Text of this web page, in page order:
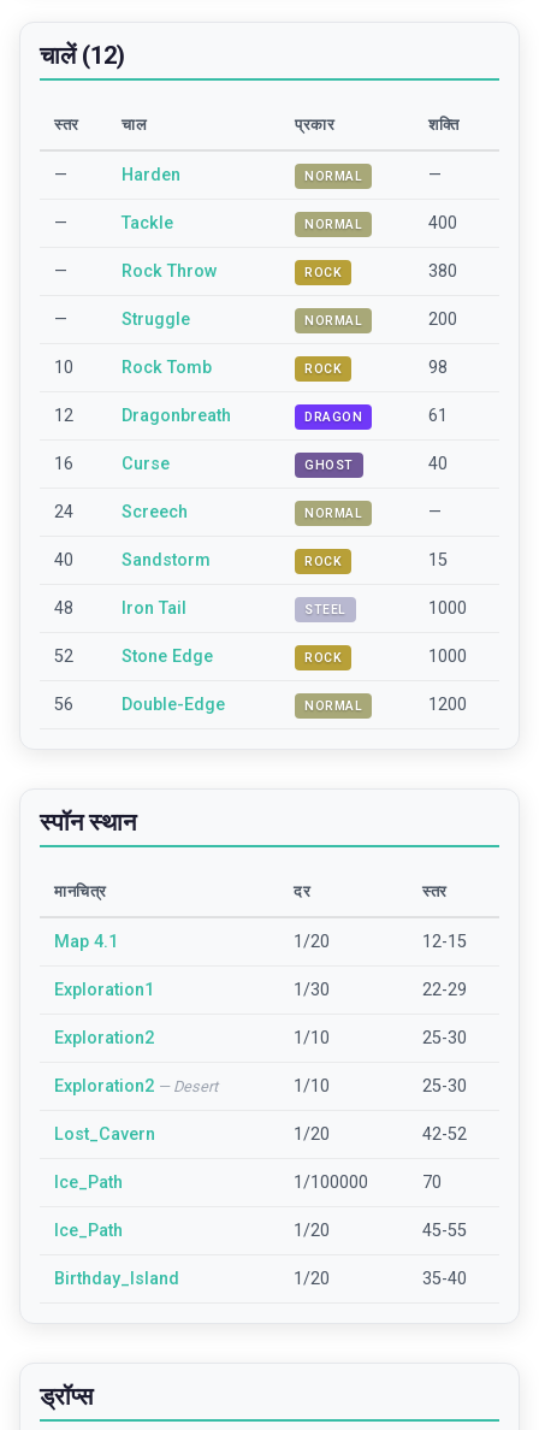
चालें (12)
स्तर चाल प्रकार शक्ति
— Harden NORMAL —
— Tackle NORMAL 400
— Rock Throw ROCK 380
— Struggle NORMAL 200
10 Rock Tomb ROCK 98
12 Dragonbreath DRAGON 61
16 Curse GHOST 40
24 Screech NORMAL —
40 Sandstorm ROCK 15
48 Iron Tail STEEL 1000
52 Stone Edge ROCK 1000
56 Double-Edge NORMAL 1200
स्पॉन स्थान
मानचित्र दर स्तर
Map 4.1 1/20 12-15
Exploration1 1/30 22-29
Exploration2 1/10 25-30
Exploration2 — Desert 1/10 25-30
Lost_Cavern 1/20 42-52
Ice_Path 1/100000 70
Ice_Path 1/20 45-55
Birthday_Island 1/20 35-40
ड्रॉप्स